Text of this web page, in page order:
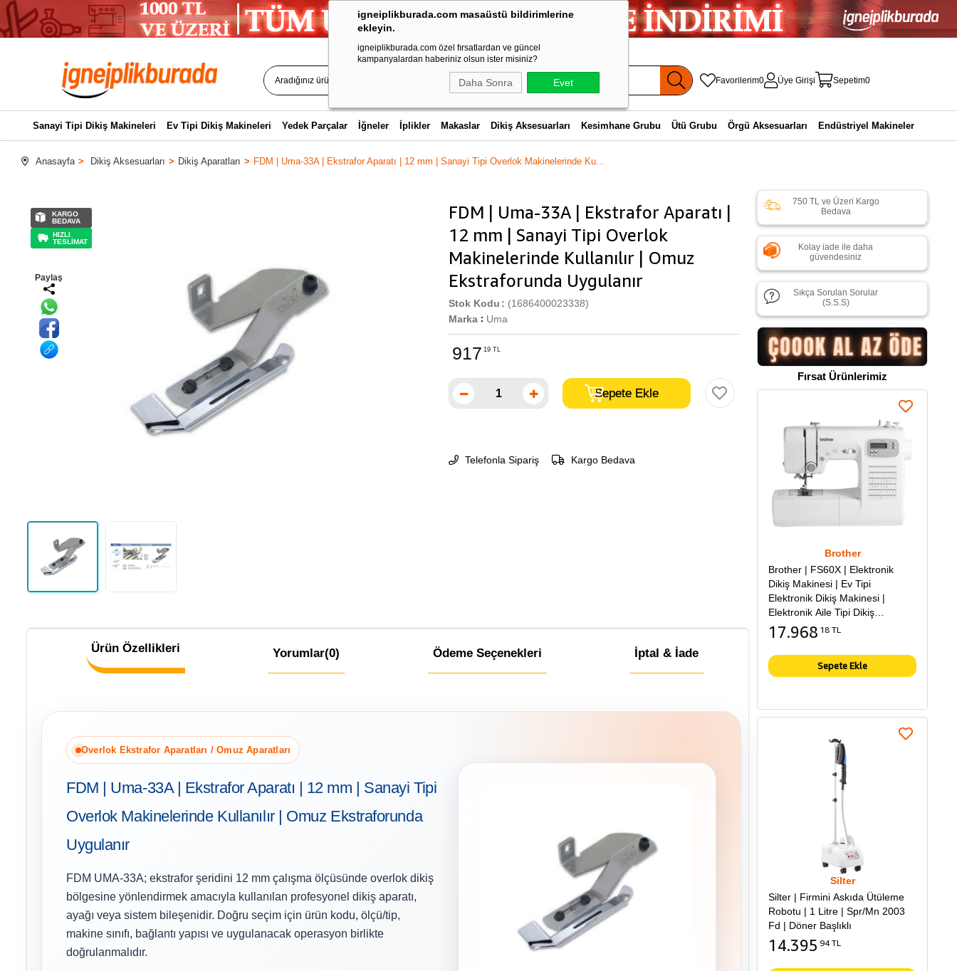
igneiplikburada.com masaüstü bildirimlerine
ekleyin.
igneiplikburada.com özel fırsatlardan ve güncel
kampanyalardan haberiniz olsun ister misiniz?
Daha Sonra Evet Favorilerim0 Üye Girişi Sepetim0
Sanayi Tipi Dikiş Makineleri Ev Tipi Dikiş Makineleri Yedek Parçalar İğneler İplikler Makaslar Dikiş Aksesuarları Kesimhane Grubu Ütü Grubu Örgü Aksesuarları Endüstriyel Makineler
Anasayfa Dikiş Aksesuarları Dikiş Aparatları FDM | Uma-33A | Ekstrafor Aparatı | 12 mm | Sanayi Tipi Overlok Makinelerinde Ku...
KARGO
BEDAVA
HIZLI
TESLİMAT
Paylaş
FDM | Uma-33A | Ekstrafor Aparatı |
12 mm | Sanayi Tipi Overlok
Makinelerinde Kullanılır | Omuz
Ekstraforunda Uygulanır
(1686400023338)
Stok Kodu
Marka : Uma
917 19 TL
Telefonla Sipariş Kargo Bedava
Ürün Özellikleri Yorumlar(0) Ödeme Seçenekleri İptal & İade
Overlok Ekstrafor Aparatları / Omuz Aparatları
FDM | Uma-33A | Ekstrafor Aparatı | 12 mm | Sanayi Tipi
Overlok Makinelerinde Kullanılır | Omuz Ekstraforunda
Uygulanır
FDM UMA-33A; ekstrafor şeridini 12 mm çalışma ölçüsünde overlok dikiş
bölgesine yönlendirmek amacıyla kullanılan profesyonel dikiş aparatı,
ayağı veya sistem bileşenidir. Doğru seçim için ürün kodu, ölçü/tip,
makine sınıfı, bağlantı yapısı ve uygulanacak operasyon birlikte
doğrulanmalıdır.
750 TL ve Üzeri Kargo
Bedava
Kolay iade ile daha
güvendesiniz
Sıkça Sorulan Sorular
(S.S.S)
Fırsat Ürünlerimiz
Brother
Brother | FS60X | Elektronik
Dikiş Makinesi | Ev Tipi
Elektronik Dikiş Makinesi |
Elektronik Aile Tipi Dikiş
Makinesi
17.968 18 TL
Sepete Ekle
Silter
Silter | Firmini Askıda Ütüleme
Robotu | 1 Litre | Spr/Mn 2003
Fd | Döner Başlıklı
14.395 94 TL